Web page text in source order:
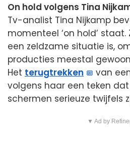
On hold volgens Tina
Tv-analist Tina Nijkamp
momenteel ‘on hold’
een zeldzame situatie is,
producties meestal
Het terugtrekken
van
volgens haar een teken
schermen serieuze twijfels
▼ Ad by